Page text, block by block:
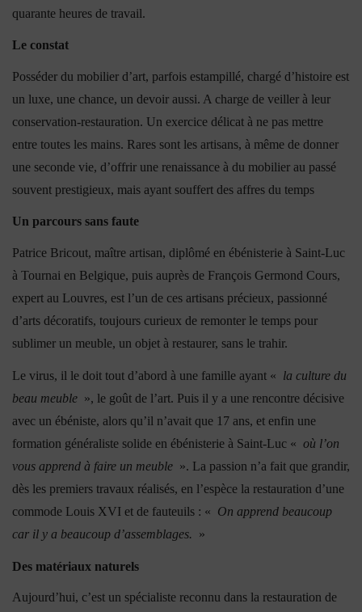
quarante heures de travail.
Le constat
Posséder du mobilier d’art, parfois estampillé, chargé d’histoire est
un luxe, une chance, un devoir aussi. A charge de veiller à leur
conservation-restauration. Un exercice délicat à ne pas mettre
entre toutes les mains. Rares sont les artisans, à même de donner
une seconde vie, d’offrir une renaissance à du mobilier au passé
souvent prestigieux, mais ayant souffert des affres du temps
Un parcours sans faute
Patrice Bricout, maître artisan, diplômé en ébénisterie à Saint-Luc
à Tournai en Belgique, puis auprès de François Germond Cours,
expert au Louvres, est l’un de ces artisans précieux, passionné
d’arts décoratifs, toujours curieux de remonter le temps pour
sublimer un meuble, un objet à restaurer, sans le trahir.
Le virus, il le doit tout d’abord à une famille ayant « la culture du
beau meuble », le goût de l’art. Puis il y a une rencontre décisive
avec un ébéniste, alors qu’il n’avait que 17 ans, et enfin une
formation généraliste solide en ébénisterie à Saint-Luc « où l’on
vous apprend à faire un meuble ». La passion n’a fait que grandir,
dès les premiers travaux réalisés, en l’espèce la restauration d’une
commode Louis XVI et de fauteuils : « On apprend beaucoup
car il y a beaucoup d’assemblages.
»
Des matériaux naturels
Aujourd’hui, c’est un spécialiste reconnu dans la restauration de